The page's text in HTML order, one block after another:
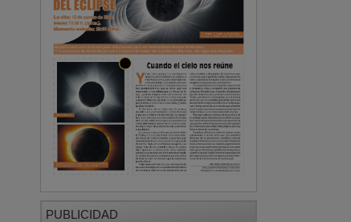
PUBLICIDAD